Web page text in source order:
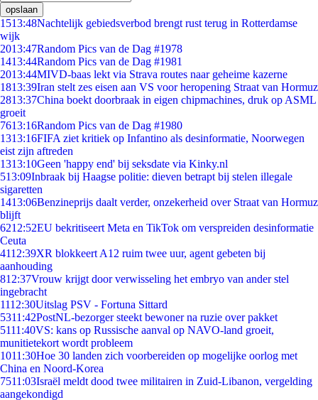
opslaan
1513:48Nachtelijk gebiedsverbod brengt rust terug in Rotterdamse
wijk
2013:47Random Pics van de Dag #1978
1413:44Random Pics van de Dag #1981
2013:44MIVD-baas lekt via Strava routes naar geheime kazerne
1813:39Iran stelt zes eisen aan VS voor heropening Straat van Hormuz
2813:37China boekt doorbraak in eigen chipmachines, druk op ASML
groeit
7613:16Random Pics van de Dag #1980
1313:16FIFA ziet kritiek op Infantino als desinformatie, Noorwegen
eist zijn aftreden
1313:10Geen 'happy end' bij seksdate via Kinky.nl
513:09Inbraak bij Haagse politie: dieven betrapt bij stelen illegale
sigaretten
1413:06Benzineprijs daalt verder, onzekerheid over Straat van Hormuz
blijft
6212:52EU bekritiseert Meta en TikTok om verspreiden desinformatie
Ceuta
4112:39XR blokkeert A12 ruim twee uur, agent gebeten bij
aanhouding
812:37Vrouw krijgt door verwisseling het embryo van ander stel
ingebracht
1112:30Uitslag PSV - Fortuna Sittard
5311:42PostNL-bezorger steekt bewoner na ruzie over pakket
5111:40VS: kans op Russische aanval op NAVO-land groeit,
munitietekort wordt probleem
1011:30Hoe 30 landen zich voorbereiden op mogelijke oorlog met
China en Noord-Korea
7511:03Israël meldt dood twee militairen in Zuid-Libanon, vergelding
aangekondigd